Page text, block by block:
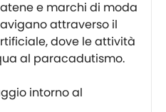
e marchi di moda
attraverso il
dove le attività
al paracadutismo.
intorno al